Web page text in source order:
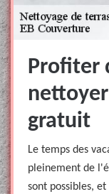
Profiter
gratuit
Le temps des
pleinement de
sont possibles,